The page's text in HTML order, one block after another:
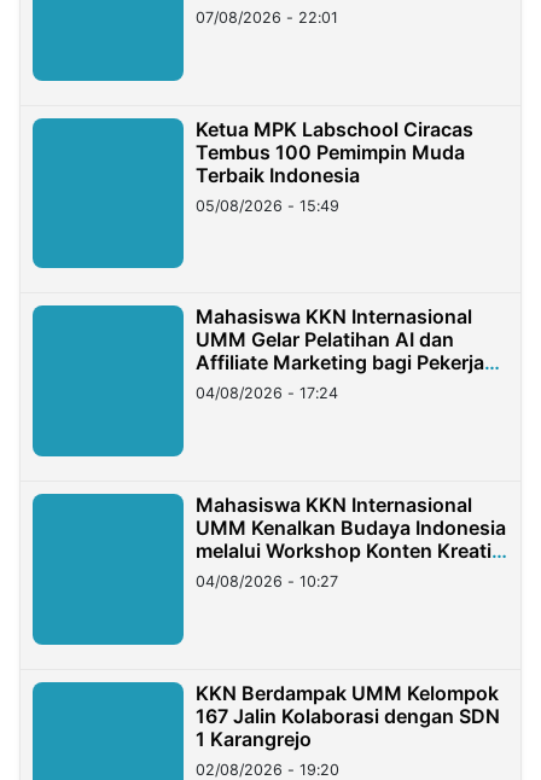
07/08/2026 - 22:01
Ketua MPK Labschool Ciracas
Tembus 100 Pemimpin Muda
Terbaik Indonesia
05/08/2026 - 15:49
Mahasiswa KKN Internasional
UMM Gelar Pelatihan AI dan
Affiliate Marketing bagi Pekerja
Migran Indonesia di Taiwan
04/08/2026 - 17:24
Mahasiswa KKN Internasional
UMM Kenalkan Budaya Indonesia
melalui Workshop Konten Kreatif
di Taiwan
04/08/2026 - 10:27
KKN Berdampak UMM Kelompok
167 Jalin Kolaborasi dengan SDN
1 Karangrejo
02/08/2026 - 19:20